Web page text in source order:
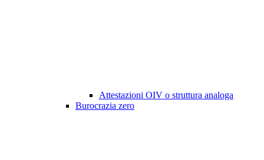
Attestazioni OIV o struttura analoga
Burocrazia zero